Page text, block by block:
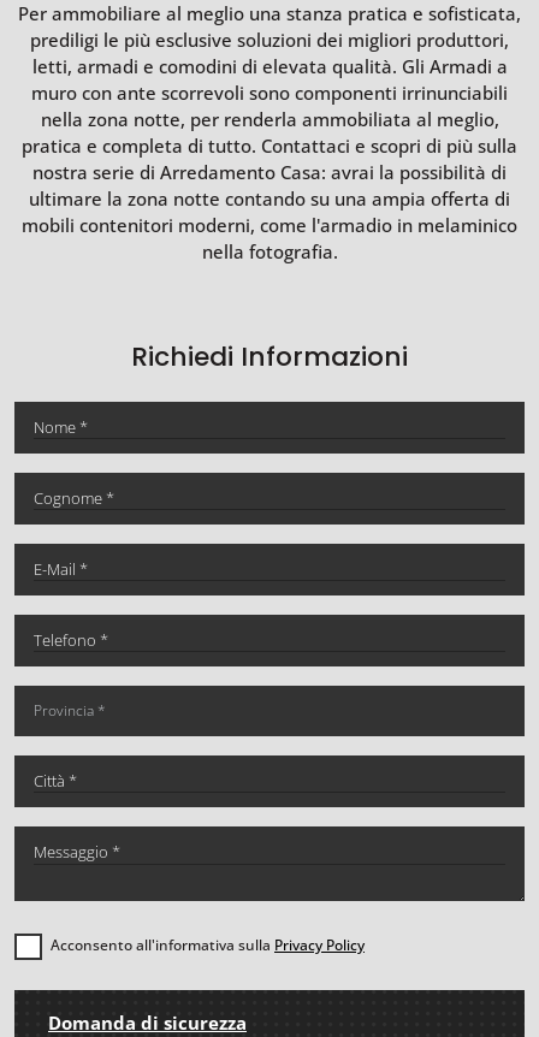
Per ammobiliare al meglio una stanza pratica e sofisticata,
prediligi le più esclusive soluzioni dei migliori produttori,
letti, armadi e comodini di elevata qualità. Gli Armadi a
muro con ante scorrevoli sono componenti irrinunciabili
nella zona notte, per renderla ammobiliata al meglio,
pratica e completa di tutto. Contattaci e scopri di più sulla
nostra serie di Arredamento Casa: avrai la possibilità di
ultimare la zona notte contando su una ampia offerta di
mobili contenitori moderni, come l'armadio in melaminico
nella fotografia.
Richiedi Informazioni
Acconsento all'informativa sulla Privacy Policy
Domanda di sicurezza